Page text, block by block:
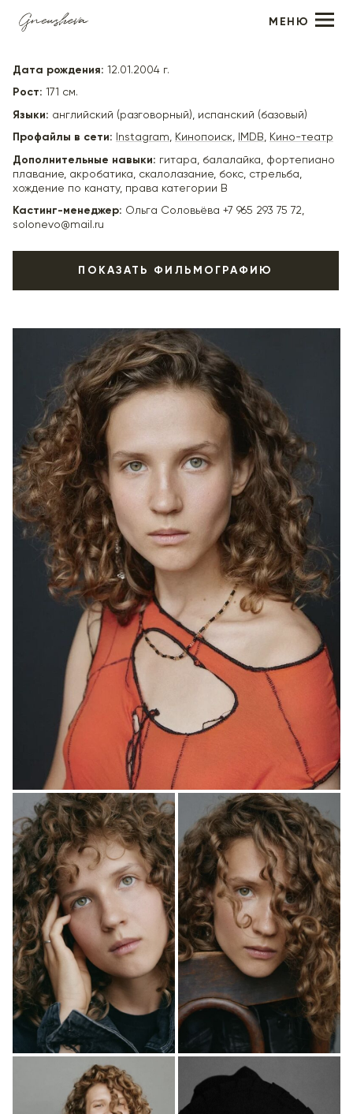
МЕНЮ
Мария Лукьянова
Дата рождения: 12.01.2004 г.
Рост: 171 см.
Языки: английский (разговорный), испанский (базовый)
Профайлы в сети: Instagram, Кинопоиск, IMDB, Кино-театр
Дополнительные навыки: гитара, балалайка, фортепиано
плавание, акробатика, скалолазание, бокс, стрельба,
хождение по канату, права категории В
Кастинг-менеджер: Ольга Соловьёва +7 965 293 75 72,
solonevo@mail.ru
ПОКАЗАТЬ ФИЛЬМОГРАФИЮ
"Особенности национальной больницы" (в
производстве) - девица без имени, реж. Станислав
Светлов
"Неверные" - бармен, реж. Алексей Кузьмин-Тарасов
"Выжившие. Допрос" - Даша, реж. Павел Тимофеев
2023 "Блажь" - главная роль, реж. Илья Поволоцкий
2022 "Ауто" (короткометражный) - главная роль, реж.
Анастасия Моцная
2021 "Регби" - Аня, реж. Аня Мирохина, Илья Куликов
2021
"Выжившие: Подростки" - главная роль, реж. Павел
Тимофеев
"База. Эхо. Приём" - Нора, реж. Ростислав Смирнягин